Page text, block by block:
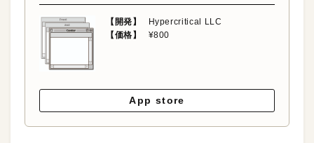
【開発】
Hypercritical LLC
【価格】
¥800
App store